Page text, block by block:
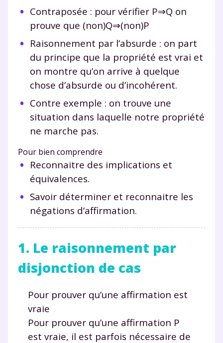
Contraposée : pour vérifier P⇒Q on
prouve que (non)Q⇒(non)P
Raisonnement par l’absurde : on part
du principe que la propriété est vrai et
on montre qu’on arrive à quelque
chose d’absurde ou d’incohérent.
Contre exemple : on trouve une
situation dans laquelle notre propriété
ne marche pas.
Pour bien comprendre
Reconnaitre des implications et
équivalences.
Savoir déterminer et reconnaitre les
négations d’affirmation.
1. Le raisonnement par
disjonction de cas
Pour prouver qu’une affirmation est
vraie
Pour prouver qu’une affirmation P
est vraie, il est parfois nécessaire de